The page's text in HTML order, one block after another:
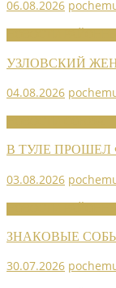
06.08.2026
УЗЛОВСКИЙ
04.08.2026
В ТУЛЕ
03.08.2026
ЗНАКОВЫЕ
30.07.2026